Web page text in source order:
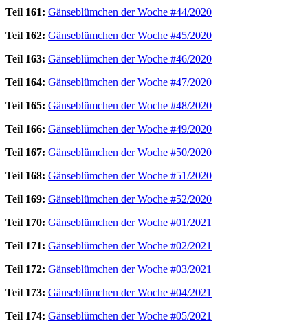
Teil 161: Gänseblümchen der Woche #44/2020
Teil 162: Gänseblümchen der Woche #45/2020
Teil 163: Gänseblümchen der Woche #46/2020
Teil 164: Gänseblümchen der Woche #47/2020
Teil 165: Gänseblümchen der Woche #48/2020
Teil 166: Gänseblümchen der Woche #49/2020
Teil 167: Gänseblümchen der Woche #50/2020
Teil 168: Gänseblümchen der Woche #51/2020
Teil 169: Gänseblümchen der Woche #52/2020
Teil 170: Gänseblümchen der Woche #01/2021
Teil 171: Gänseblümchen der Woche #02/2021
Teil 172: Gänseblümchen der Woche #03/2021
Teil 173: Gänseblümchen der Woche #04/2021
Teil 174: Gänseblümchen der Woche #05/2021